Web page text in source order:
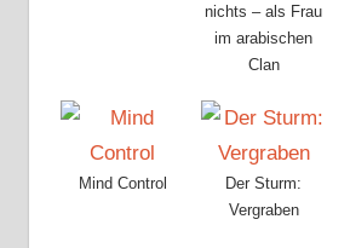
nichts – als Frau
im arabischen
Clan
Mind Control
Der Sturm:
Vergraben